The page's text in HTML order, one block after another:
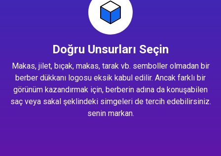
Doğru Unsurları Seçin
Makas, jilet, bıçak, makas, tarak vb. semboller olmadan bir
berber dükkanı logosu eksik kabul edilir. Ancak farklı bir
görünüm kazandırmak için, berberin adına da konuşabilen
saç veya sakal şeklindeki simgeleri de tercih edebilirsiniz.
senin markan.